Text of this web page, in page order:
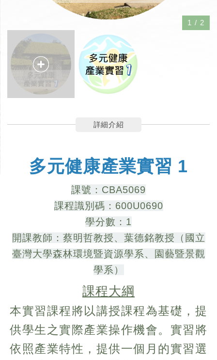
1 / 2
詳細介紹
多元健康產業實習 1
課號：CBA5069
課程識別碼：600U0690
學分數：1
開課教師：蔡明哲教授、葉德銘教授（國立
臺灣大學森林環境暨資源學系、園藝暨景觀
學系）
課程大綱
本實習課程將以講授課程為基礎，提
供學生之實際產業操作機會。實習將
依照產業特性，提供一個月的實習選